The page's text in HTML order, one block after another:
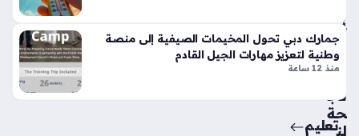
قوا
عد
الت
ص
الت
ة
زرا
عي
ناج
حة
لن
جمارك دبي تحول المخيمات الصيفية إلى منصة
وطنية لتعزيز مهارات الجيل القادم
منذ 12 ساعة
تعليم